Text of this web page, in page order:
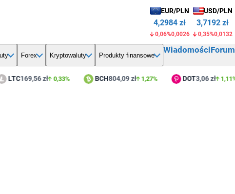
EUR/PLN
4,2984 zł
0,06%0,0026
USD/PLN
3,7192 zł
0,35%0,0132
Forex Kryptowaluty Produkty finansowe
WiadomościForum
169,56 zł 0,33% BCH804,09 zł 1,27% DOT3,06 zł 1,11%